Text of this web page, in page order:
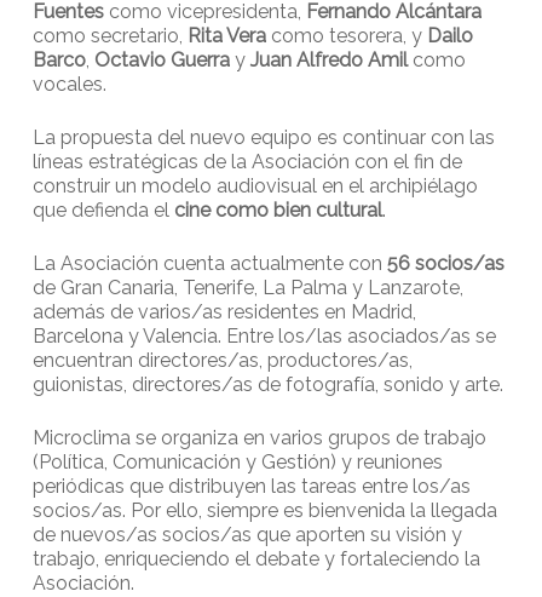
Fuentescomo vicepresidenta, Fernando Alcántara
como secretario, Rita Vera como tesorera, y Dailo
Barco, Octavio Guerray Juan Alfredo Amilcomo
vocales.
La propuesta del nuevo equipo es continuar con las
líneas estratégicas de la Asociación con el fin de
construir un modelo audiovisual en el archipiélago
que defienda el cine como bien cultural.
La Asociación cuenta actualmente con 56 socios/as
de Gran Canaria, Tenerife, La Palma y Lanzarote,
además de varios/as residentes en Madrid,
Barcelona y Valencia. Entre los/las asociados/as se
encuentran directores/as, productores/as,
guionistas, directores/as de fotografía, sonido y arte.
Microclima se organiza en varios grupos de trabajo
(Política, Comunicación y Gestión) y reuniones
periódicas que distribuyen las tareas entre los/as
socios/as. Por ello, siempre es bienvenida la llegada
de nuevos/as socios/as que aporten su visión y
trabajo, enriqueciendo el debate y fortaleciendo la
Asociación.